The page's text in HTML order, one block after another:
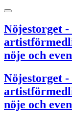
Nöjestorget -
nöje och
Nöjestorget -
nöje och